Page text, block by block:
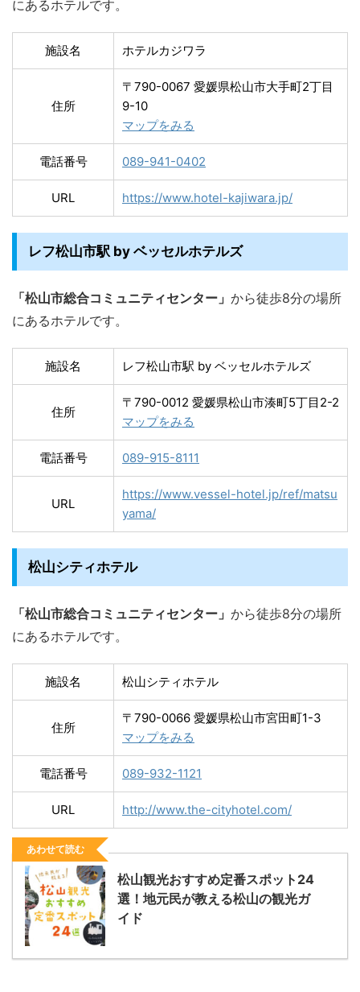
にあるホテルです。
施設名 ホテルカジワラ
住所
〒790-0067 愛媛県松山市大手町2丁目
9-10
マップをみる
電話番号 089-941-0402
URL https://www.hotel-kajiwara.jp/
レフ松山市駅 by ベッセルホテルズ
「松山市総合コミュニティセンター」 から徒歩8分の場所
にあるホテルです。
施設名 レフ松山市駅 by ベッセルホテルズ
住所
〒790-0012 愛媛県松山市湊町5丁目2-2
マップをみる
電話番号 089-915-8111
URL
https://www.vessel-hotel.jp/ref/matsu
yama/
松山シティホテル
「松山市総合コミュニティセンター」 から徒歩8分の場所
にあるホテルです。
施設名 松山シティホテル
住所
〒790-0066 愛媛県松山市宮田町1-3
マップをみる
電話番号 089-932-1121
URL http://www.the-cityhotel.com/
あわせて読む
松山観光おすすめ定番スポット24
選！地元民が教える松山の観光ガ
イド